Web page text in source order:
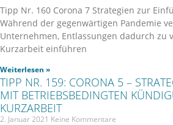
Tipp Nr. 160 Corona 7 Strategien zur
Während der gegenwärtigen Pandemie
Unternehmen, Entlassungen dadurch zu
Kurzarbeit einführen
Weiterlesen »
TIPP NR. 159: CORONA 5 –
MIT BETRIEBSBEDINGTEN
KURZARBEIT
2. Januar 2021 Keine Kommentare